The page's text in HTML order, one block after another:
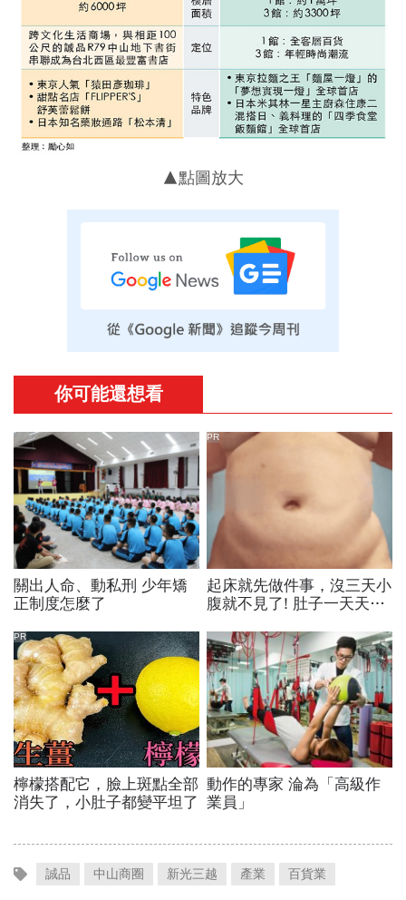
▲點圖放大
誠品 中山商圈 新光三越 產業 百貨業